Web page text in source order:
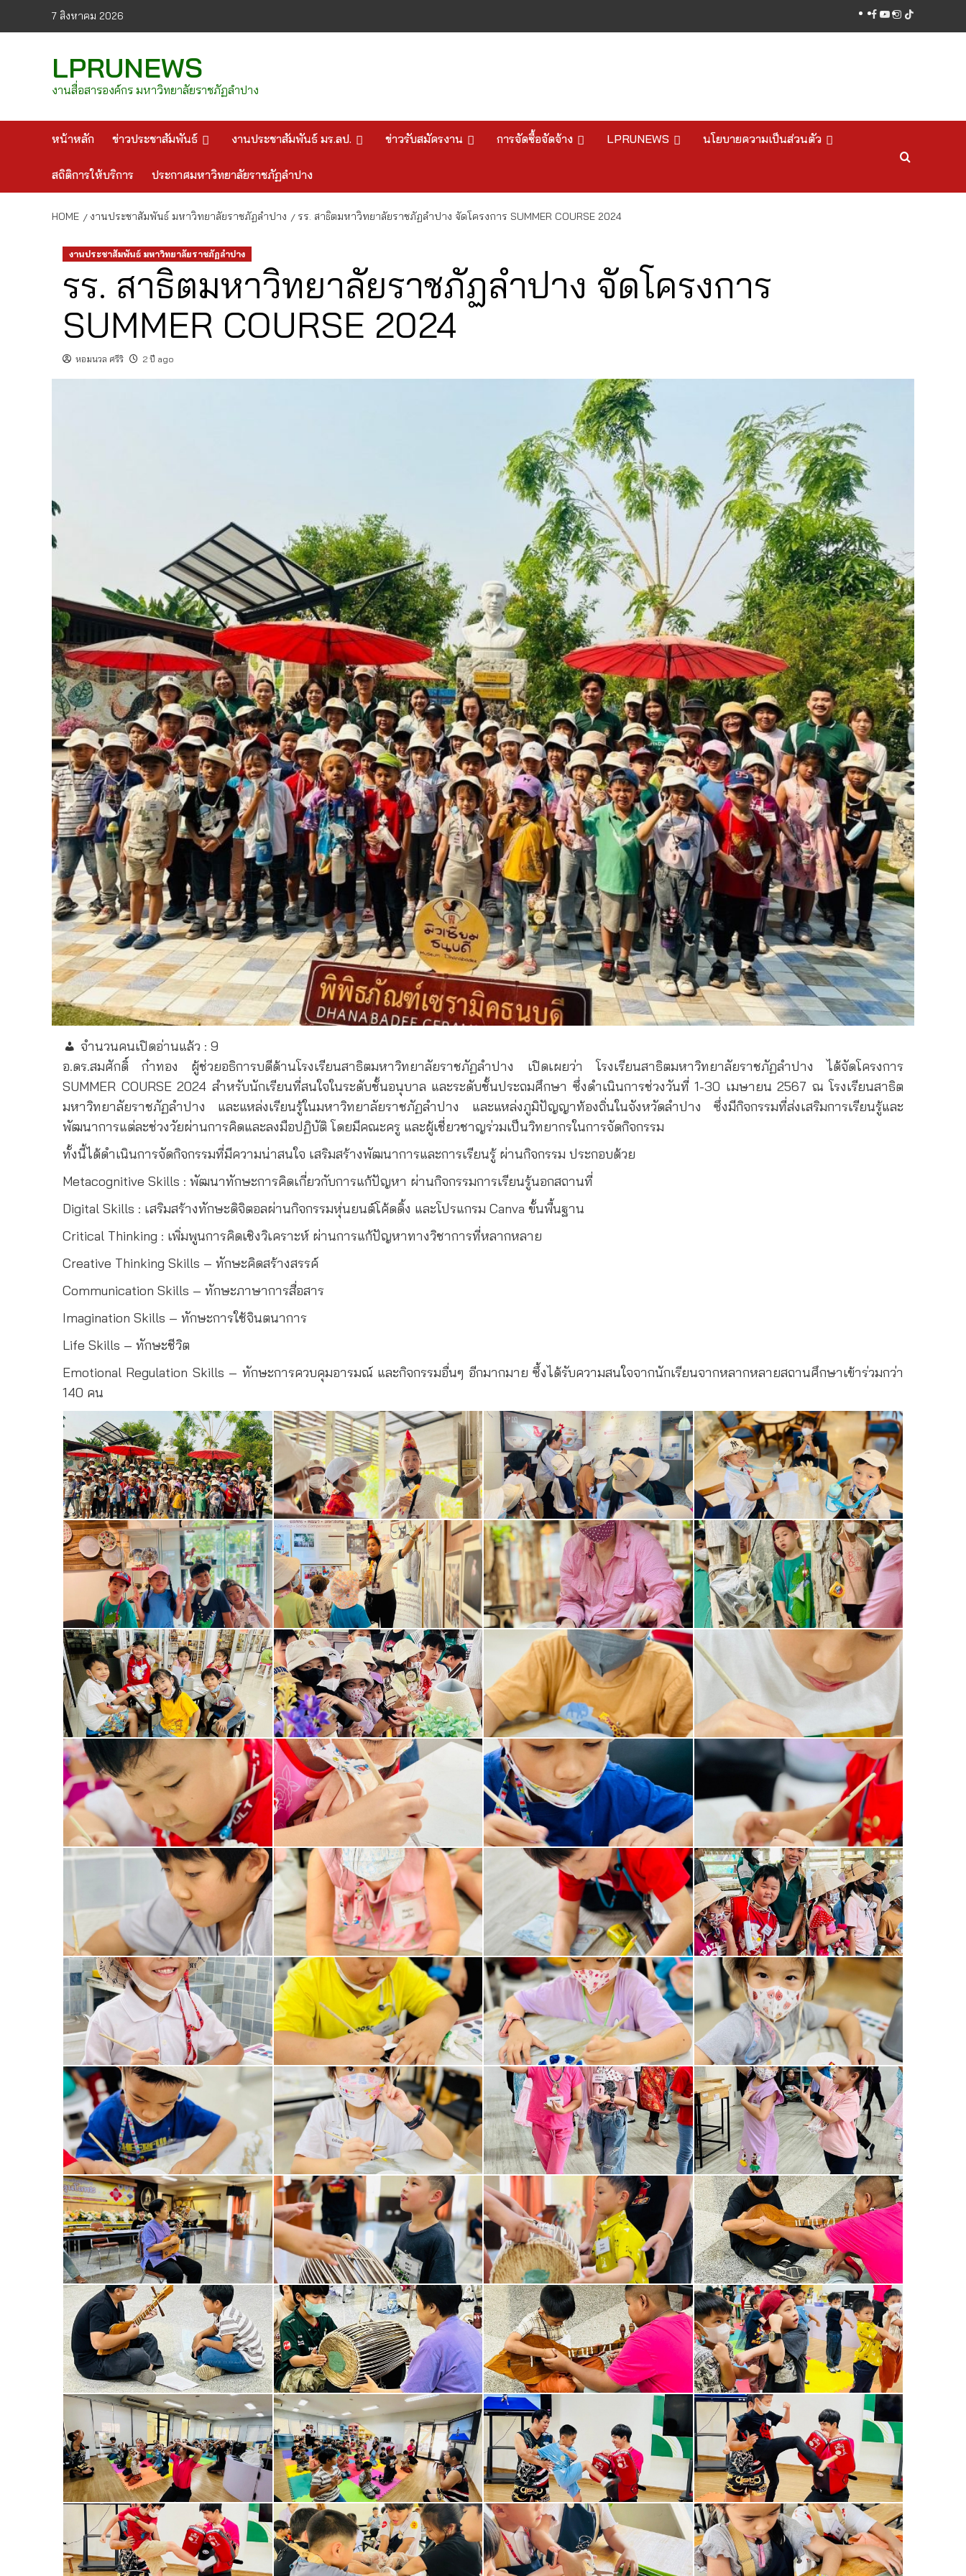
7 สิงหาคม 2026 facebook
youtube
instagram
tiktok
LPRUNEWS
งานสื่อสารองค์กร มหาวิทยาลัยราชภัฏลำปาง
หน้าหลัก ข่าวประชาสัมพันธ์ งานประชาสัมพันธ์ มร.ลป. ข่าวรับสมัครงาน การจัดซื้อจัดจ้าง LPRUNEWS นโยบายความเป็นส่วนตัว
สถิติการให้บริการ ประกาศมหาวิทยาลัยราชภัฏลำปาง
HOME งานประชาสัมพันธ์ มหาวิทยาลัยราชภัฏลำปาง รร. สาธิตมหาวิทยาลัยราชภัฏลำปาง จัดโครงการ SUMMER COURSE 2024
งานประชาสัมพันธ์ มหาวิทยาลัยราชภัฏลำปาง
รร. สาธิตมหาวิทยาลัยราชภัฏลำปาง จัดโครงการ
SUMMER COURSE 2024
หอมนวล ศรีริ 2 ปี ago
จำนวนคนเปิดอ่านแล้ว : 9
อ.ดร.สมศักดิ์ ก๋าทอง ผู้ช่วยอธิการบดีด้านโรงเรียนสาธิตมหาวิทยาลัยราชภัฏลำปาง เปิดเผยว่า โรงเรียนสาธิตมหาวิทยาลัยราชภัฏลำปาง ได้จัดโครงการ
SUMMER COURSE 2024 สำหรับนักเรียนที่สนใจในระดับชั้นอนุบาล และระดับชั้นประถมศึกษา ซึ่งดำเนินการช่วงวันที่ 1-30 เมษายน 2567 ณ โรงเรียนสาธิต
มหาวิทยาลัยราชภัฏลำปาง และแหล่งเรียนรู้ในมหาวิทยาลัยราชภัฏลำปาง และแหล่งภูมิปัญญาท้องถิ่นในจังหวัดลำปาง ซึ่งมีกิจกรรมที่ส่งเสริมการเรียนรู้และ
พัฒนาการแต่ละช่วงวัยผ่านการคิดและลงมือปฏิบัติ โดยมีคณะครู และผู้เชี่ยวชาญร่วมเป็นวิทยากรในการจัดกิจกรรม
ทั้งนี้ได้ดำเนินการจัดกิจกรรมที่มีความน่าสนใจ เสริมสร้างพัฒนาการและการเรียนรู้ ผ่านกิจกรรม ประกอบด้วย
Metacognitive Skills : พัฒนาทักษะการคิดเกี่ยวกับการแก้ปัญหา ผ่านกิจกรรมการเรียนรู้นอกสถานที่
Digital Skills : เสริมสร้างทักษะดิจิตอลผ่านกิจกรรมหุ่นยนต์โค้ดดิ้ง และโปรแกรม Canva ขั้นพื้นฐาน
Critical Thinking : เพิ่มพูนการคิดเชิงวิเคราะห์ ผ่านการแก้ปัญหาทางวิชาการที่หลากหลาย
Creative Thinking Skills – ทักษะคิดสร้างสรรค์
Communication Skills – ทักษะภาษาการสื่อสาร
Imagination Skills – ทักษะการใช้จินตนาการ
Life Skills – ทักษะชีวิต
Emotional Regulation Skills – ทักษะการควบคุมอารมณ์ และกิจกรรมอื่นๆ อีกมากมาย ซึ้งได้รับความสนใจจากนักเรียนจากหลากหลายสถานศึกษาเข้าร่วมกว่า
140 คน